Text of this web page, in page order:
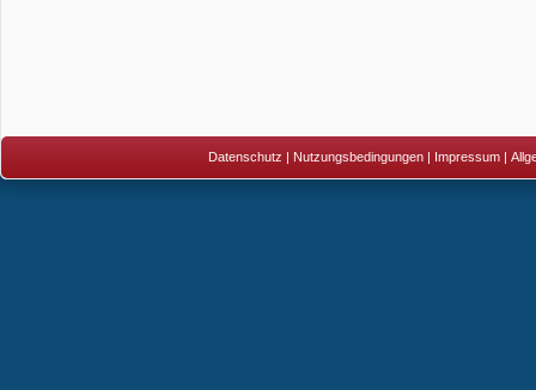
Datenschutz | Nutzungsbedingungen | Impressum |